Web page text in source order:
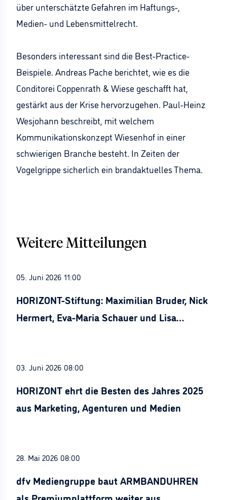
über unterschätzte Gefahren im Haftungs-,
Medien- und Lebensmittelrecht.
Besonders interessant sind die Best-Practice-
Beispiele. Andreas Pache berichtet, wie es die
Conditorei Coppenrath & Wiese geschafft hat,
gestärkt aus der Krise hervorzugehen. Paul-Heinz
Wesjohann beschreibt, mit welchem
Kommunikationskonzept Wiesenhof in einer
schwierigen Branche besteht. In Zeiten der
Vogelgrippe sicherlich ein brandaktuelles Thema.
Weitere Mitteilungen
05. Juni 2026 11:00
HORIZONT-Stiftung: Maximilian Bruder, Nick
Hermert, Eva-Maria Schauer und Lisa
03. Juni 2026 08:00
HORIZONT ehrt die Besten des Jahres 2025
aus Marketing, Agenturen und Medien
28. Mai 2026 08:00
dfv Mediengruppe baut ARMBANDUHREN